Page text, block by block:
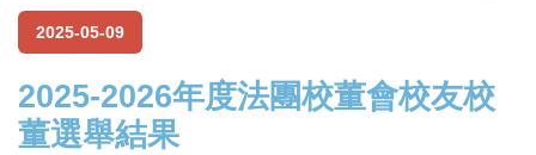
2025-05-09
2025-2026年度法團校董會校友校
董選舉結果